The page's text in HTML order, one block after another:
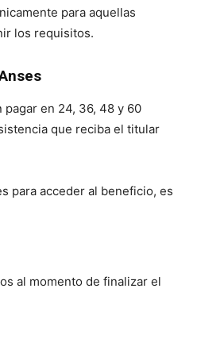
para aquellas
los requisitos.
en 24, 36, 48 y 60
que reciba el titular
para acceder al beneficio, es
al momento de finalizar el